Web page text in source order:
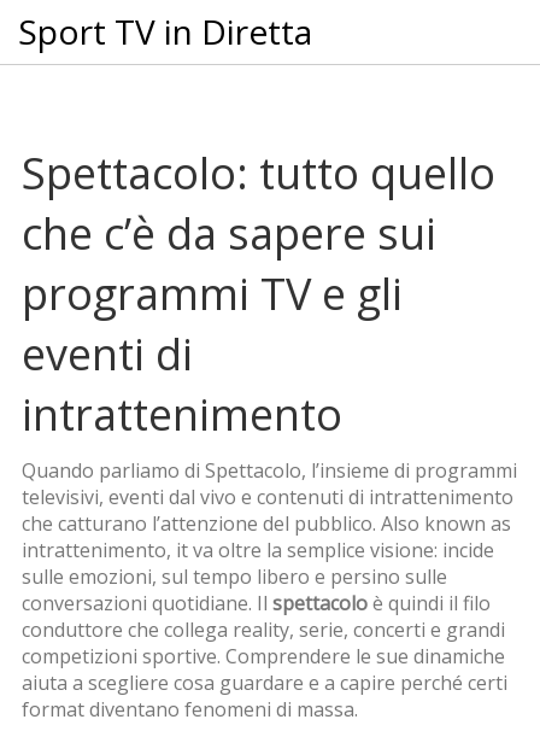
Sport TV in Diretta
Spettacolo: tutto quello
che c’è da sapere sui
programmi TV e gli
eventi di
intrattenimento
Quando parliamo di Spettacolo, l’insieme di programmi
televisivi, eventi dal vivo e contenuti di intrattenimento
che catturano l’attenzione del pubblico. Also known as
intrattenimento, it va oltre la semplice visione: incide
sulle emozioni, sul tempo libero e persino sulle
conversazioni quotidiane. Il spettacoloè quindi il filo
conduttore che collega reality, serie, concerti e grandi
competizioni sportive. Comprendere le sue dinamiche
aiuta a scegliere cosa guardare e a capire perché certi
format diventano fenomeni di massa.